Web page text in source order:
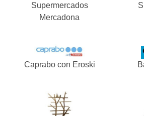
Supermercados
Mercadona
Caprabo con Eroski